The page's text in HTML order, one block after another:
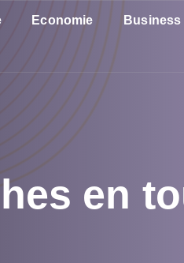
Economie Business
en